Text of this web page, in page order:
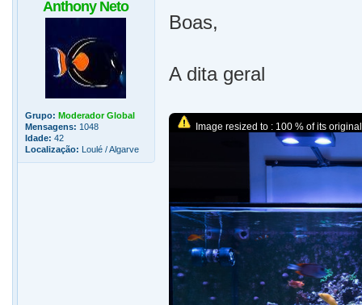
Anthony Neto
Grupo: Moderador Global
Mensagens: 1048
Idade: 42
Localização: Loulé / Algarve
Boas,
A dita geral
Image resized to : 100 % of its